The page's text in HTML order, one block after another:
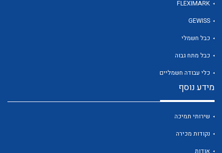
FLEXIMARK
GEWISS
כבל חשמלי
כבל מתח גבוה
כלי עבודה חשמליים
מידע נוסף
שירותי תמיכה
נקודות מכירה
אודות